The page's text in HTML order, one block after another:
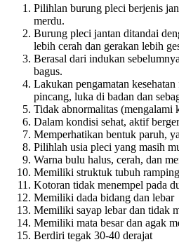
Pilihlan burung pleci berjenis
merdu.
Burung pleci jantan ditandai
lebih cerah dan gerakan lebih
Berasal dari indukan
bagus.
Lakukan pengamatan
pincang, luka di badan dan
Tidak abnormalitas (mengalami
Dalam kondisi sehat, aktif
Memperhatikan bentuk paruh,
Pilihlah usia pleci yang masih
Warna bulu halus, cerah, dan
Memiliki struktuk tubuh
Kotoran tidak menempel pada
Memiliki dada bidang dan lebar
Memiliki sayap lebar dan tidak
Memiliki mata besar dan agak
Berdiri tegak 30-40 derajat